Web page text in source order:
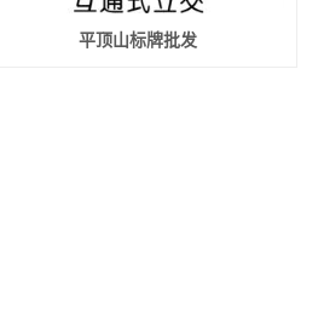
平顶山标牌批发